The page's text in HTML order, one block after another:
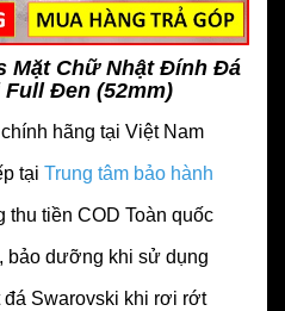
Mặt Chữ Nhật Đính Đá
Đen (52mm)
hãng tại Việt Nam
tại Trung tâm bảo hành
thu tiền COD Toàn quốc
bảo dưỡng khi sử dụng
đá Swarovski khi rơi rớt